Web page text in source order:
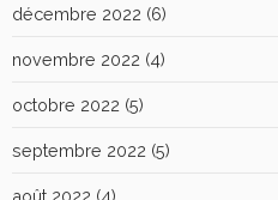
décembre 2022 (6)
novembre 2022 (4)
octobre 2022 (5)
septembre 2022 (5)